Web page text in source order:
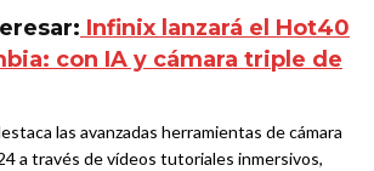
Infinix lanzará el Hot40
con IA y cámara triple de
las avanzadas herramientas de cámara
a través de vídeos tutoriales inmersivos,